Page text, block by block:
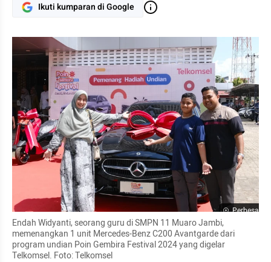
Ikuti kumparan di Google
Perbesar
Endah Widyanti, seorang guru di SMPN 11 Muaro Jambi,
memenangkan 1 unit Mercedes-Benz C200 Avantgarde dari
program undian Poin Gembira Festival 2024 yang digelar
Telkomsel. Foto: Telkomsel